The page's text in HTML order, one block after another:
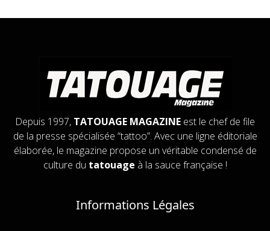
Depuis 1997, TATOUAGE MAGAZINE est le chef de file
de la presse spécialisée “tattoo”. Avec une ligne éditoriale
élaborée, le magazine propose un véritable condensé de
culture du tatouage à la sauce française !
Informations Légales